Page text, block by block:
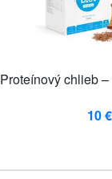
Proteínový chlieb
10 €